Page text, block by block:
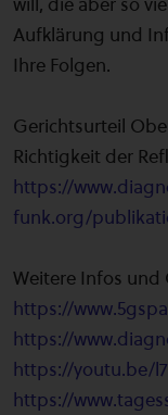
Aufklärung und
Ihre Folgen.
Gerichtsurteil
Richtigkeit der
https://
funk.org/
Weitere Infos und
https://
https://
https://youtu.be/
https://